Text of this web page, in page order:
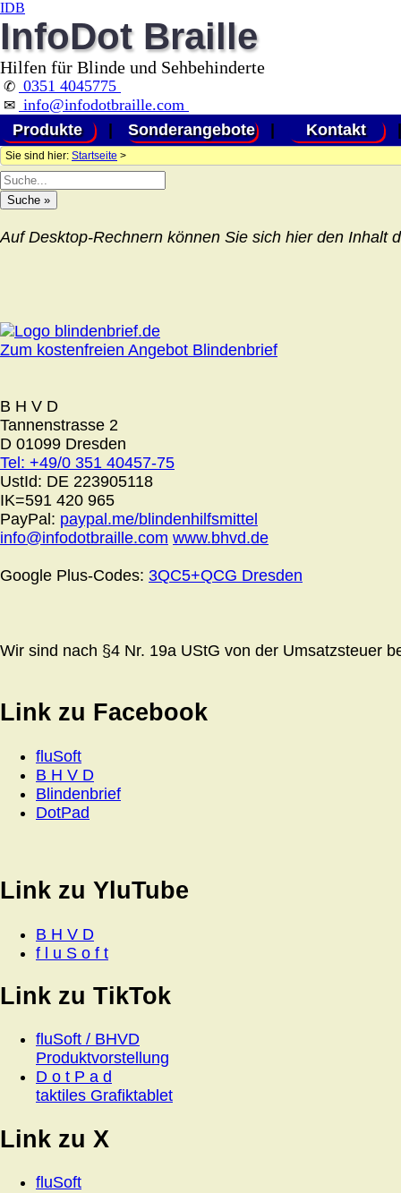
IDB
InfoDot Braille
Hilfen für Blinde und Sehbehinderte
✆ 0351 4045775
✉ info@infodotbraille.com
Produkte
Sonderangebote Kontakt
Sie sind hier: Startseite >
Auf Desktop-Rechnern können Sie sich hier den Inhalt
Zum kostenfreien Angebot Blindenbrief
B H V D
Tannenstrasse 2
D 01099 Dresden
Tel: +49/0 351 40457-75
UstId: DE 223905118
IK=591 420 965
PayPal: paypal.me/blindenhilfsmittel
info@infodotbraille.com www.bhvd.de
Google Plus-Codes: 3QC5+QCG Dresden
Wir sind nach §4 Nr. 19a UStG von der Umsatzsteuer
Link zu Facebook
fluSoft
B H V D
Blindenbrief
DotPad
Link zu YluTube
B H V D
f l u S o f t
Link zu TikTok
fluSoft / BHVD
Produktvorstellung
D o t P a d
taktiles Grafiktablet
Link zu X
fluSoft